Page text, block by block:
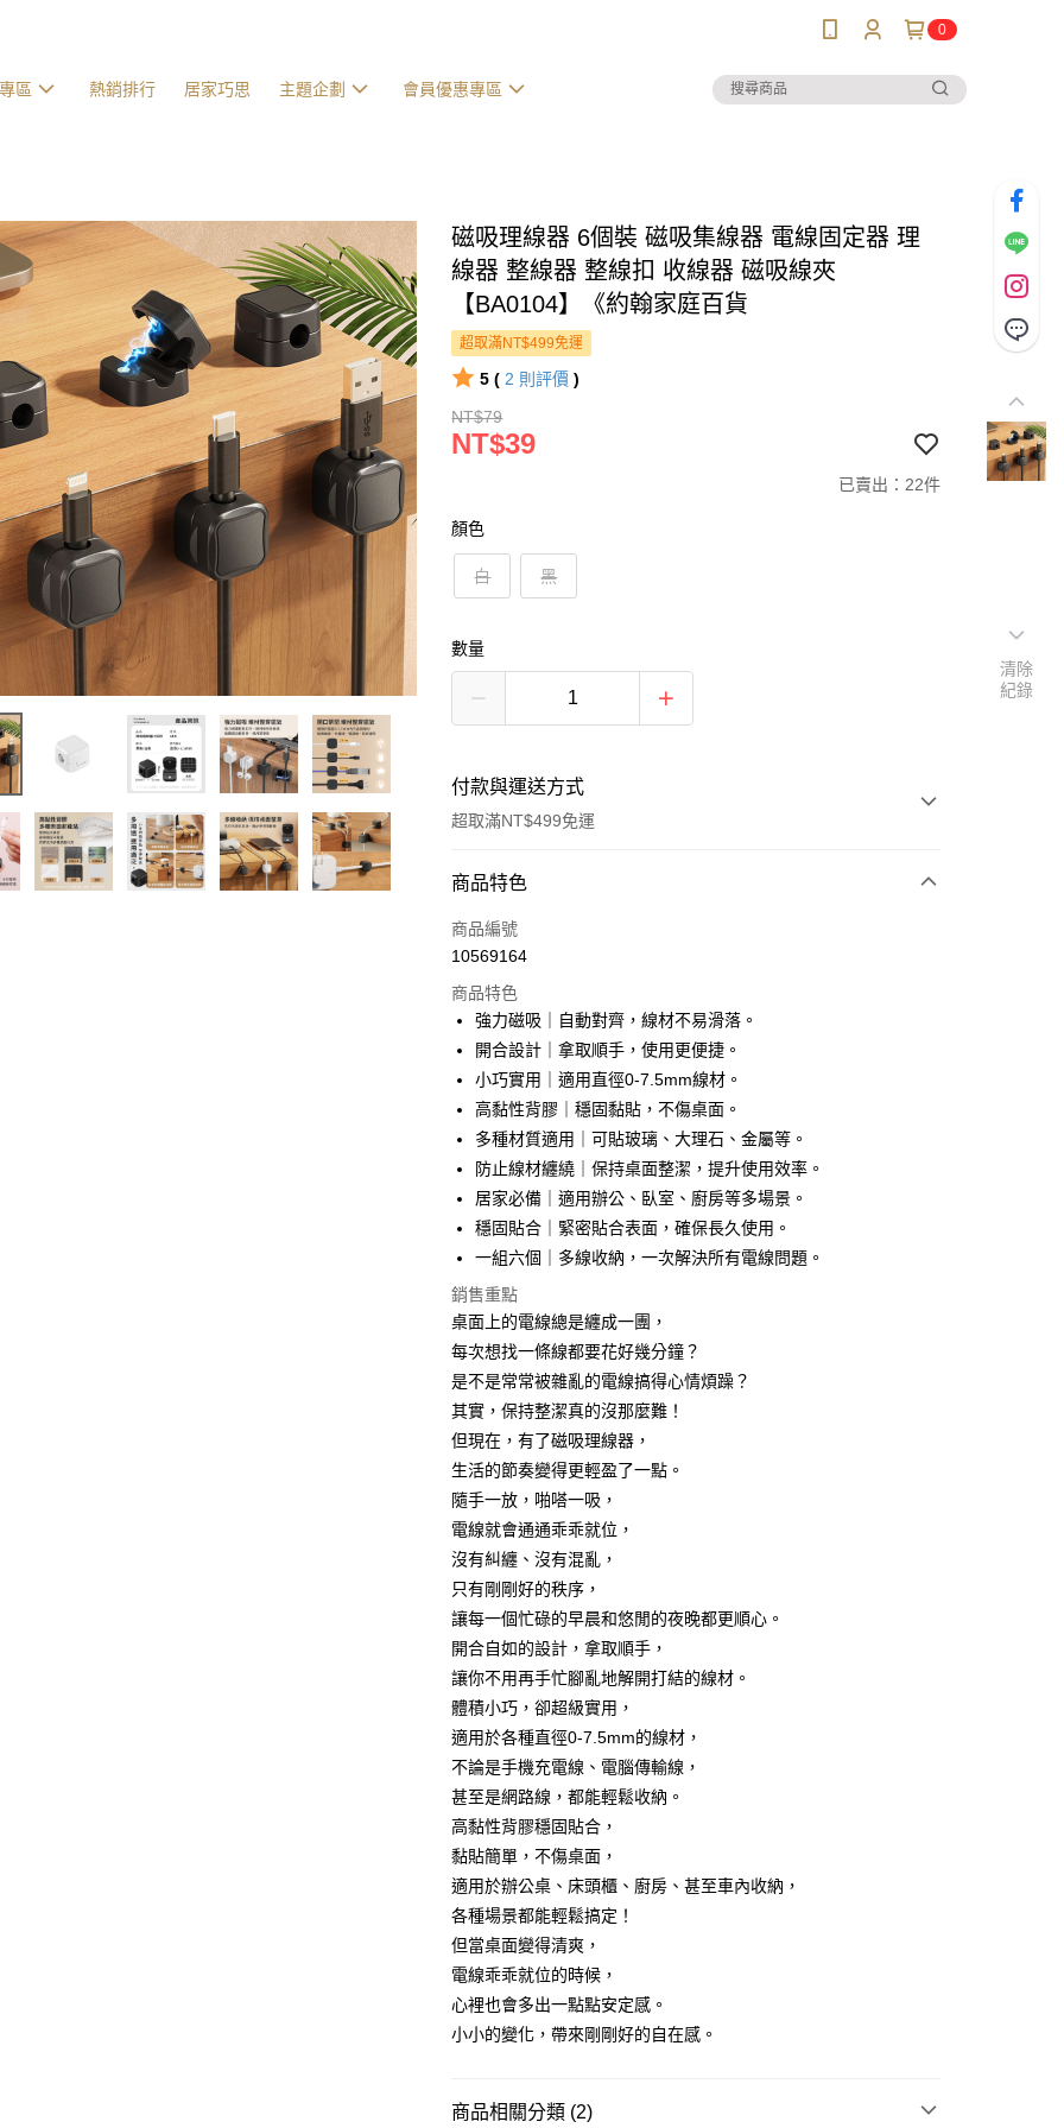
0
區 熱銷排行 居家巧思 主題企劃 會員優惠專區
磁吸理線器 6個裝 磁吸集線器 電線固定器 理
線器 整線器 整線扣 收線器 磁吸線夾
【BA0104】《約翰家庭百貨
超取滿NT$499免運
5 ( 2 則評價 )
NT$79
NT$39
已賣出：22件
顏色
白 黑
數量
付款與運送方式
超取滿NT$499免運
付款方式
信用卡一次付款
LINE Pay
Apple Pay
街口支付
悠遊付
AFTEE先享後付
相關說明
【關於「AFTEE先享後付」】
AFTEE先享後付是「在收到商品之後才付款」的支付方式。 讓您購物簡單
便利好安心！
１．簡單：不需註冊會員、不需綁卡、不需儲值。
２．便利：只要手機號碼，簡訊認證，即可結帳。
３．安心：先確認商品／服務後，再付款。
【「AFTEE先享後付」結帳流程】
１．於結帳方式選擇「AFTEE先享後付」後，將跳轉至「AFTEE先享後
付」結帳頁面，進行簡訊認證並確認金額後，即可完成結帳。
２．訂單成立數日內，您將收到繳費通知簡訊。
３．收到繳費通知簡訊後14天內，點擊此簡訊中的連結，可透過四大超商
／ATM／網路銀行／等多元方式進行付款，方視為交易完成。
※ 請注意：結帳手續完成當下不需立刻繳費，但若您需要取消訂單，請聯
絡購買商品的店家。未經商家同意取消之訂單仍視為有效，需透過AFTEE
先享後付繳納相關費用。
※ 交易是否成功請以「AFTEE先享後付 」之結帳頁面顯示為準，若有關於
付客戶支援中心」https://netprotections.freshdesk.com/support/home
【注意事項】
１．透過由恩沛科技股份有限公司提供之「AFTEE先享後付」服務完成之
交易，需依本服務之必要範圍內提供個人資料，並將交易相關給付款項請
求債權轉讓予恩沛科技股份有限公司。
https://aftee.tw/terms/#terms3
３．未成年的使用者請事先徵得法定代理人或監護人之同意方可使用
「AFTEE先享後付」，若未經同意申辦者引起之損失，本公司不負相關責
任。
４．使用「AFTEE先享後付」時，將依據個別帳號之用戶狀況，依本公司
即時審查核予不同之上限額度；若仍有額度不足之情形，本公司將視審查
５．嚴禁一人註冊多個帳號或使用他人資訊註冊。若發現惡意使用之情
形，恩沛科技股份有限公司將有權停止該用戶之使用額度並採取法律行
動。
ATM付款
運送方式
全家取貨付款
每筆NT$60，滿NT$499(含以上)免運費
7-11取貨付款
7-11取貨(快速到店)
每筆NT$115
宅配
每筆NT$100，滿NT$799(含以上)免運費
離島宅配
每筆NT$150
商品特色
商品編號
10569164
商品特色
強力磁吸｜自動對齊，線材不易滑落。
開合設計｜拿取順手，使用更便捷。
小巧實用｜適用直徑0-7.5mm線材。
高黏性背膠｜穩固黏貼，不傷桌面。
多種材質適用｜可貼玻璃、大理石、金屬等。
防止線材纏繞｜保持桌面整潔，提升使用效率。
居家必備｜適用辦公、臥室、廚房等多場景。
穩固貼合｜緊密貼合表面，確保長久使用。
一組六個｜多線收納，一次解決所有電線問題。
銷售重點
桌面上的電線總是纏成一團，
每次想找一條線都要花好幾分鐘？
是不是常常被雜亂的電線搞得心情煩躁？
其實，保持整潔真的沒那麼難！
但現在，有了磁吸理線器，
生活的節奏變得更輕盈了一點。
隨手一放，啪嗒一吸，
電線就會通通乖乖就位，
沒有糾纏、沒有混亂，
只有剛剛好的秩序，
讓每一個忙碌的早晨和悠閒的夜晚都更順心。
開合自如的設計，拿取順手，
讓你不用再手忙腳亂地解開打結的線材。
體積小巧，卻超級實用，
適用於各種直徑0-7.5mm的線材，
不論是手機充電線、電腦傳輸線，
甚至是網路線，都能輕鬆收納。
高黏性背膠穩固貼合，
黏貼簡單，不傷桌面，
適用於辦公桌、床頭櫃、廚房、甚至車內收納，
各種場景都能輕鬆搞定！
但當桌面變得清爽，
電線乖乖就位的時候，
心裡也會多出一點點安定感。
小小的變化，帶來剛剛好的自在感。
商品相關分類 (2)
清除
紀錄